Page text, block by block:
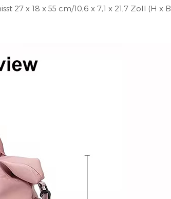
27 x 18 x 55 cm/10,6 x 7,1 x 21,7 Zoll (H x B